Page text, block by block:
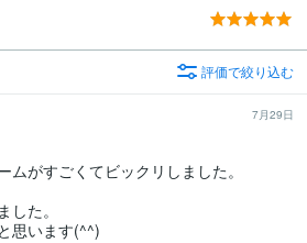
評価で絞り込む
7月29日
ムがすごくてビックリしました。
た。
思います(^^)